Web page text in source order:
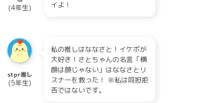
(4年生)
イよ！
stpr推し
(5年生)
私の推しはななさと！イケボが
大好き！さとちゃんの名言「横
顔は顔じゃない」はななさとリ
スナーを救った！ ※私は同担拒
否ではないです。